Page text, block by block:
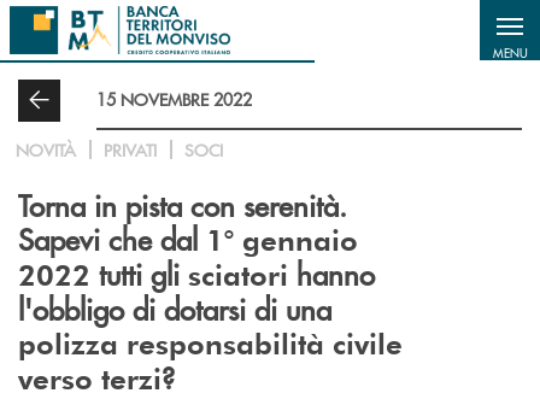
Salta al contenuto principale
MENU
15 NOVEMBRE 2022
NOVITÀ PRIVATI SOCI
Torna in pista con serenità.
Sapevi che dal 1° gennaio
2022 tutti gli sciatori hanno
l'obbligo di dotarsi di una
polizza responsabilità civile
verso terzi?